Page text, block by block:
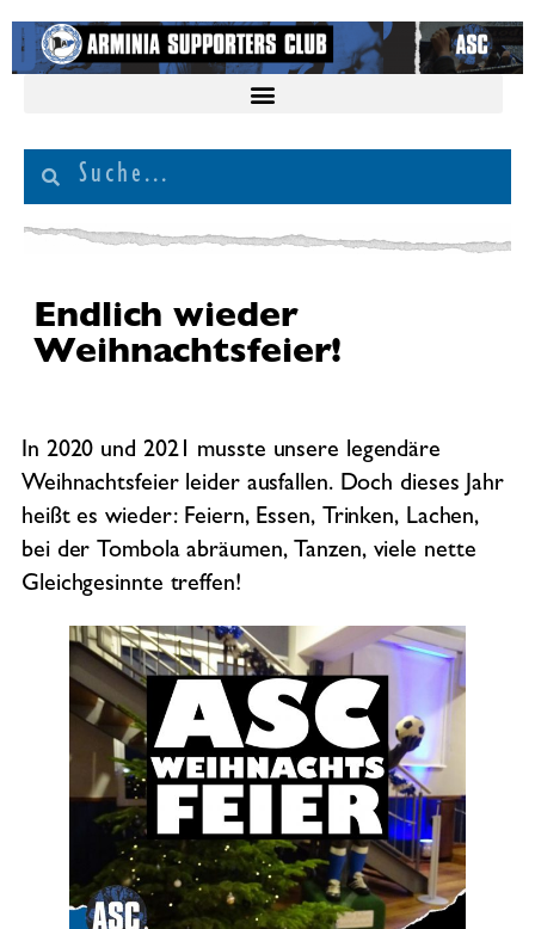
Endlich wieder
Weihnachtsfeier!
In 2020 und 2021 musste unsere legendäre
Weihnachtsfeier leider ausfallen. Doch dieses Jahr
heißt es wieder: Feiern, Essen, Trinken, Lachen,
bei der Tombola abräumen, Tanzen, viele nette
Gleichgesinnte treffen!